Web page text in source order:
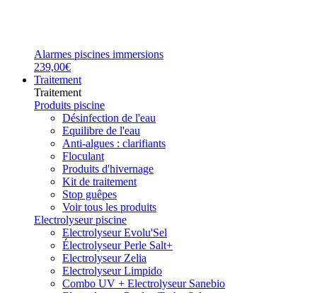
Alarmes piscines immersions
239,00€
Traitement
Traitement
Produits piscine
Désinfection de l'eau
Equilibre de l'eau
Anti-algues : clarifiants
Floculant
Produits d'hivernage
Kit de traitement
Stop guêpes
Voir tous les produits
Electrolyseur piscine
Electrolyseur Evolu'Sel
Électrolyseur Perle Salt+
Electrolyseur Zelia
Electrolyseur Limpido
Combo UV + Electrolyseur Sanebio